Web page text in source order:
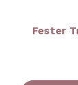
Fester